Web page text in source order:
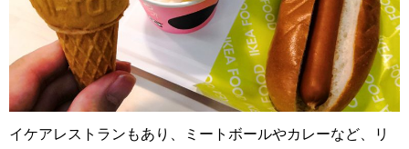
イケアレストランもあり、ミートボールやカレーなど、リ